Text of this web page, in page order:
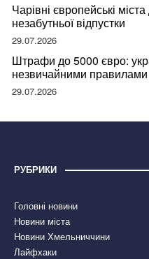
Чарівні європейські
незабутньої відпустки
29.07.2026
Штрафи до 5000 євро:
незвичайними правилами
правдою
29.07.2026
РУБРИКИ
Головні новини
Новини міста
Новини Хмельниччини
Лайфхаки